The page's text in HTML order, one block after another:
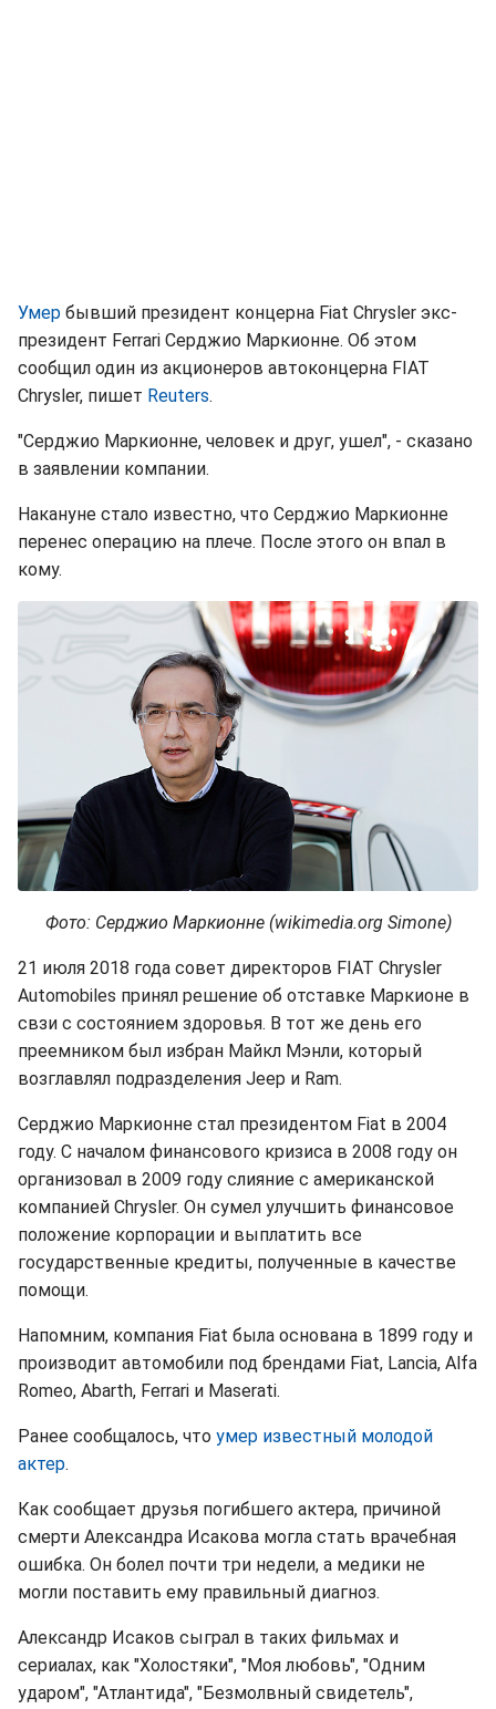
Умер бывший президент концерна Fiat Chrysler экс-
президент Ferrari Серджио Маркионне. Об этом
сообщил один из акционеров автоконцерна FIAT
Chrysler, пишет Reuters.
"Серджио Маркионне, человек и друг, ушел", - сказано
в заявлении компании.
Накануне стало известно, что Серджио Маркионне
перенес операцию на плече. После этого он впал в
кому.
Фото: Серджио Маркионне (wikimedia.org Simone)
21 июля 2018 года совет директоров FIAT Chrysler
Automobiles принял решение об отставке Маркионе в
свзи с состоянием здоровья. В тот же день его
преемником был избран Майкл Мэнли, который
возглавлял подразделения Jeep и Ram.
Серджио Маркионне стал президентом Fiat в 2004
году. С началом финансового кризиса в 2008 году он
организовал в 2009 году слияние с американской
компанией Chrysler. Он сумел улучшить финансовое
положение корпорации и выплатить все
государственные кредиты, полученные в качестве
помощи.
Напомним, компания Fiat была основана в 1899 году и
производит автомобили под брендами Fiat, Lancia, Alfa
Romeo, Abarth, Ferrari и Maserati.
Ранее сообщалось, что умер известный молодой
актер.
Как сообщает друзья погибшего актера, причиной
смерти Александра Исакова могла стать врачебная
ошибка. Он болел почти три недели, а медики не
могли поставить ему правильный диагноз.
Александр Исаков сыграл в таких фильмах и
сериалах, как "Холостяки", "Моя любовь", "Одним
ударом", "Атлантида", "Безмолвный свидетель",